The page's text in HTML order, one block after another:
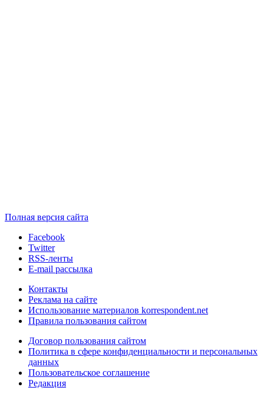
Полная версия сайта
Facebook
Twitter
RSS-ленты
E-mail рассылка
Контакты
Реклама на сайте
Использование материалов korrespondent.net
Правила пользования сайтом
Договор пользования сайтом
Политика в сфере конфиденциальности и персональных
данных
Пользовательское соглашение
Редакция